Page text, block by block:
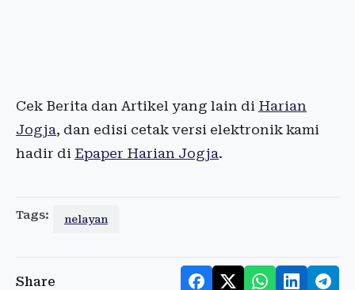
Cek Berita dan Artikel yang lain di Harian
Jogja, dan edisi cetak versi elektronik kami
hadir di Epaper Harian Jogja.
Tags: nelayan
Share